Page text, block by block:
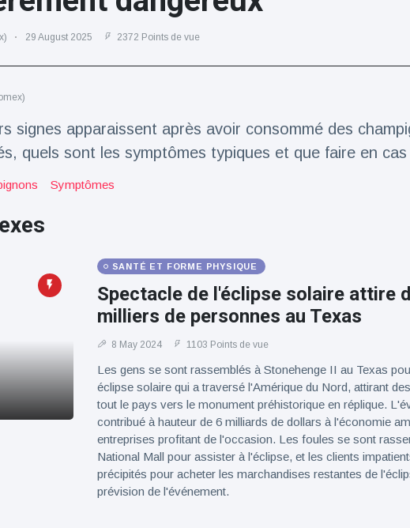
29 August 2025 2372 Points de vue
signes apparaissent après avoir consommé des
quels sont les symptômes typiques et que faire en cas
Symptômes
SANTÉ ET FORME PHYSIQUE
Spectacle de l'éclipse solaire attire
milliers de personnes au Texas
8 May 2024 1103 Points de vue
Les gens se sont rassemblés à Stonehenge II au Texas
éclipse solaire qui a traversé l'Amérique du Nord, attirant
tout le pays vers le monument préhistorique en réplique.
contribué à hauteur de 6 milliards de dollars à l'économie
entreprises profitant de l'occasion. Les foules se sont
National Mall pour assister à l'éclipse, et les clients
précipités pour acheter les marchandises restantes de
prévision de l'événement.